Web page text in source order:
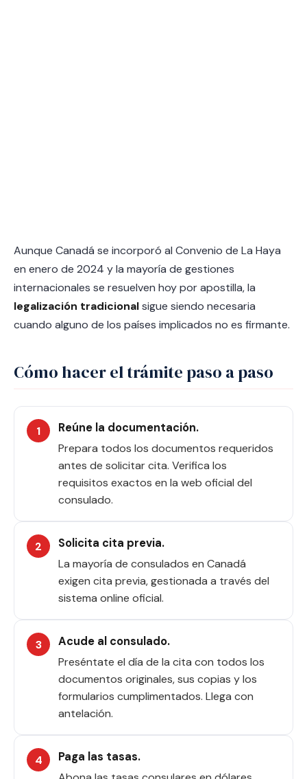
Aunque Canadá se incorporó al Convenio de La Haya
en enero de 2024 y la mayoría de gestiones
internacionales se resuelven hoy por apostilla, la
legalización tradicionalsigue siendo necesaria
cuando alguno de los países implicados no es firmante.
Cómo hacer el trámite paso a paso
Reúne la documentación.
Prepara todos los documentos requeridos
antes de solicitar cita. Verifica los
requisitos exactos en la web oficial del
consulado.
Solicita cita previa.
La mayoría de consulados en Canadá
exigen cita previa, gestionada a través del
sistema online oficial.
Acude al consulado.
Preséntate el día de la cita con todos los
documentos originales, sus copias y los
formularios cumplimentados. Llega con
antelación.
Paga las tasas.